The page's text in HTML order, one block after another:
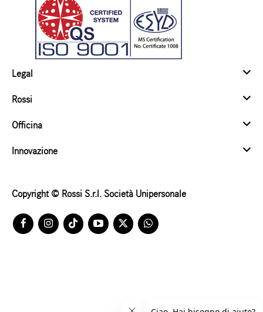
Legal
Rossi
Officina
Innovazione
Copyright © Rossi S.r.l. Società Unipersonale